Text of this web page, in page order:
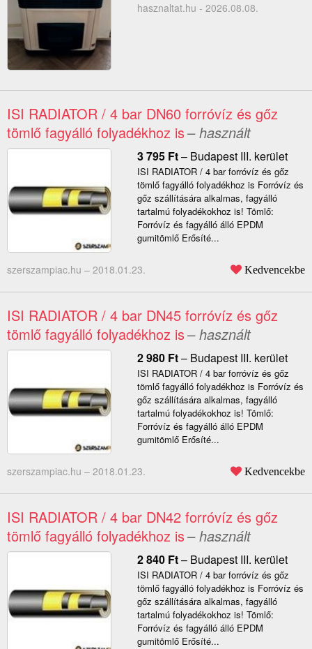
hasznaltat.hu - 2026.08.08.
ISI RADIATOR / 4 bar DN60 forróvíz és gőz
tömlő fagyálló folyadékhoz is– használt
3 795 Ft– Budapest III. kerület
ISI RADIATOR / 4 bar forróvíz és gőz
tömlő fagyálló folyadékhoz is Forróvíz és
gőz szállítására alkalmas, fagyálló
tartalmú folyadékokhoz is! Tömlő:
Forróvíz és fagyálló álló EPDM
gumitömlő Erősíté...
szerszampiac.hu – 2018.01.23. Kedvencekbe
ISI RADIATOR / 4 bar DN45 forróvíz és gőz
tömlő fagyálló folyadékhoz is– használt
2 980 Ft– Budapest III. kerület
ISI RADIATOR / 4 bar forróvíz és gőz
tömlő fagyálló folyadékhoz is Forróvíz és
gőz szállítására alkalmas, fagyálló
tartalmú folyadékokhoz is! Tömlő:
Forróvíz és fagyálló álló EPDM
gumitömlő Erősíté...
szerszampiac.hu – 2018.01.23. Kedvencekbe
ISI RADIATOR / 4 bar DN42 forróvíz és gőz
tömlő fagyálló folyadékhoz is– használt
2 840 Ft– Budapest III. kerület
ISI RADIATOR / 4 bar forróvíz és gőz
tömlő fagyálló folyadékhoz is Forróvíz és
gőz szállítására alkalmas, fagyálló
tartalmú folyadékokhoz is! Tömlő:
Forróvíz és fagyálló álló EPDM
gumitömlő Erősíté...